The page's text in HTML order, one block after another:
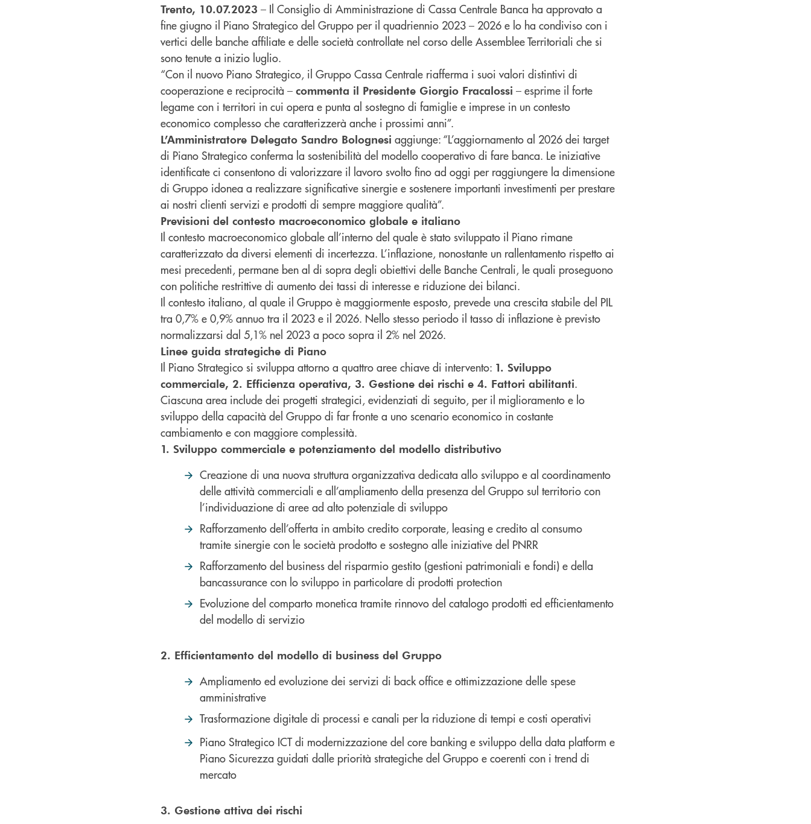
Trento, 10.07.2023 – Il Consiglio di Amministrazione di Cassa Centrale Banca ha approvato a
fine giugno il Piano Strategico del Gruppo per il quadriennio 2023 – 2026 e lo ha condiviso con i
vertici delle banche affiliate e delle società controllate nel corso delle Assemblee Territoriali che si
sono tenute a inizio luglio.
“Con il nuovo Piano Strategico, il Gruppo Cassa Centrale riafferma i suoi valori distintivi di
cooperazione e reciprocità – commenta il Presidente Giorgio Fracalossi – esprime il forte
legame con i territori in cui opera e punta al sostegno di famiglie e imprese in un contesto
economico complesso che caratterizzerà anche i prossimi anni”.
L’Amministratore Delegato Sandro Bolognesi aggiunge: “L’aggiornamento al 2026 dei target
di Piano Strategico conferma la sostenibilità del modello cooperativo di fare banca. Le iniziative
identificate ci consentono di valorizzare il lavoro svolto fino ad oggi per raggiungere la dimensione
di Gruppo idonea a realizzare significative sinergie e sostenere importanti investimenti per prestare
ai nostri clienti servizi e prodotti di sempre maggiore qualità”.
Previsioni del contesto macroeconomico globale e italiano
Il contesto macroeconomico globale all’interno del quale è stato sviluppato il Piano rimane
caratterizzato da diversi elementi di incertezza. L’inflazione, nonostante un rallentamento rispetto ai
mesi precedenti, permane ben al di sopra degli obiettivi delle Banche Centrali, le quali proseguono
con politiche restrittive di aumento dei tassi di interesse e riduzione dei bilanci.
Il contesto italiano, al quale il Gruppo è maggiormente esposto, prevede una crescita stabile del PIL
tra 0,7% e 0,9% annuo tra il 2023 e il 2026. Nello stesso periodo il tasso di inflazione è previsto
normalizzarsi dal 5,1% nel 2023 a poco sopra il 2% nel 2026.
Linee guida strategiche di Piano
Il Piano Strategico si sviluppa attorno a quattro aree chiave di intervento: 1. Sviluppo
commerciale, 2. Efficienza operativa, 3. Gestione dei rischi e 4. Fattori abilitanti.
Ciascuna area include dei progetti strategici, evidenziati di seguito, per il miglioramento e lo
sviluppo della capacità del Gruppo di far fronte a uno scenario economico in costante
cambiamento e con maggiore complessità.
1. Sviluppo commerciale e potenziamento del modello distributivo
Creazione di una nuova struttura organizzativa dedicata allo sviluppo e al coordinamento
delle attività commerciali e all’ampliamento della presenza del Gruppo sul territorio con
l’individuazione di aree ad alto potenziale di sviluppo
Rafforzamento dell’offerta in ambito credito corporate, leasing e credito al consumo
tramite sinergie con le società prodotto e sostegno alle iniziative del PNRR
Rafforzamento del business del risparmio gestito (gestioni patrimoniali e fondi) e della
bancassurance con lo sviluppo in particolare di prodotti protection
Evoluzione del comparto monetica tramite rinnovo del catalogo prodotti ed efficientamento
del modello di servizio
2. Efficientamento del modello di business del Gruppo
Ampliamento ed evoluzione dei servizi di back office e ottimizzazione delle spese
amministrative
Trasformazione digitale di processi e canali per la riduzione di tempi e costi operativi
Piano Strategico ICT di modernizzazione del core banking e sviluppo della data platform e
Piano Sicurezza guidati dalle priorità strategiche del Gruppo e coerenti con i trend di
mercato
3. Gestione attiva dei rischi